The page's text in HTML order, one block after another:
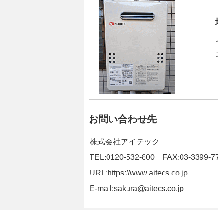
お問い合わせ先
株式会社アイテック
TEL:0120-532-800 FAX:03-3399-
URL:https://www.aitecs.co.jp
E-mail:sakura@aitecs.co.jp